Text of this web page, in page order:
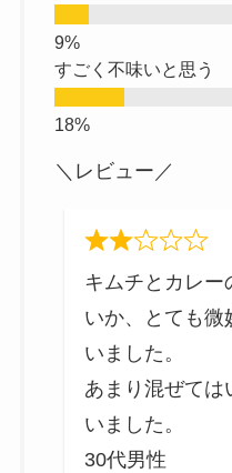
すごく不味いと思う
＼レビュー／
キムチとカレー
いか、とても微
いました。
あまり混ぜては
いました。
30代男性